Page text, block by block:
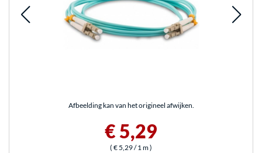
Afbeelding kan van het origineel afwijken.
€ 5,29
( € 5,29/ 1 m)